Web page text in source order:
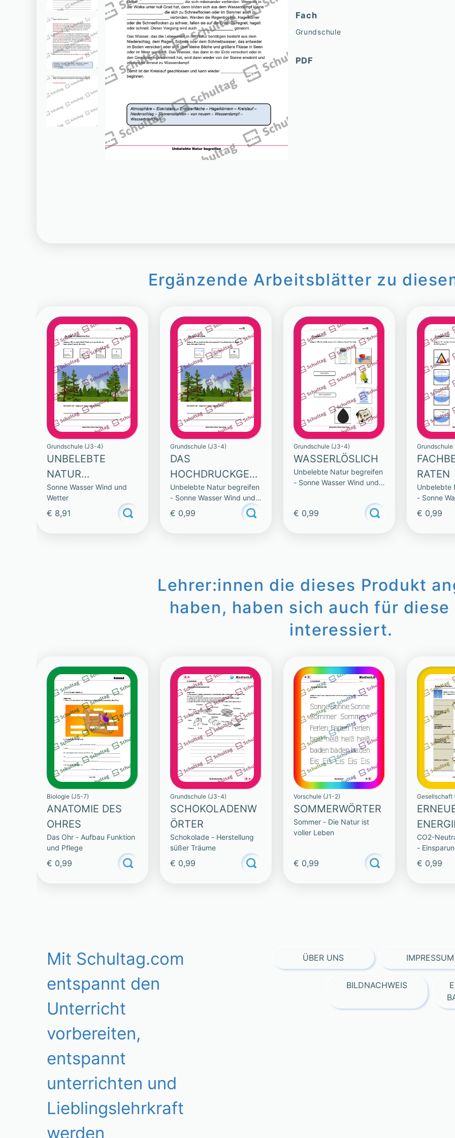
Fach
Grundschule
PDF
Ergänzende Arbeitsblätter zu
Grundschule (J3-4)
UNBELEBTE
NATUR
BEGREIFEN
(SAMMLUNG)
Sonne Wasser Wind und
Wetter
€ 8,91
Grundschule (J3-4)
DAS
HOCHDRUCKGEBI
ET
Unbelebte Natur begreifen
- Sonne Wasser Wind und
Wetter
€ 0,99
Grundschule (J3-4)
WASSERLÖSLICH
Unbelebte Natur begreifen
- Sonne Wasser Wind und
€ 0,99
RATEN
Unbelebte
- Sonne
Wetter
€ 0,99
Lehrer:innen die dieses Produkt
haben, haben sich auch für diese
interessiert.
Biologie (J5-7)
ANATOMIE DES
OHRES
Das Ohr - Aufbau Funktion
und Pflege
€ 0,99
Grundschule (J3-4)
SCHOKOLADENW
ÖRTER
Schokolade - Herstellung
süßer Träume
€ 0,99
Vorschule (J1-2)
SOMMERWÖRTER
Sommer - Die Natur ist
voller Leben
€ 0,99
Gesellschaft
CO2-
-
Technologie
€ 0,99
Mit Schultag.com
entspannt den
Unterricht
vorbereiten,
entspannt
unterrichten und
Lieblingslehrkraft
werden
ÜBER UNS IMPRESSUM
BILDNACHWEIS